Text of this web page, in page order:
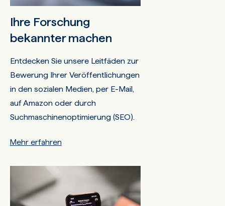
Ihre Forschung
bekannter machen
Entdecken Sie unsere Leitfäden zur
Bewerung Ihrer Veröffentlichungen
in den sozialen Medien, per E-Mail,
auf Amazon oder durch
Suchmaschinenoptimierung (SEO).
Mehr erfahren